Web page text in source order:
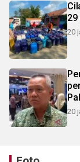
29
20
20